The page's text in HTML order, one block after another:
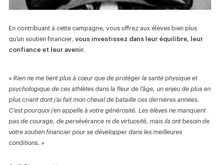
En contribuant à cette campagne, vous offrez aux élèves bien plus
qu’un soutien financier, vous investissez dans leur équilibre, leur
confiance et leur avenir.
« Rien ne me tient plus à cœur que de protéger la santé physique et
psychologique de ces athlètes dans la fleur de l’âge, un enjeu de plus en
plus criant dont j’ai fait mon cheval de bataille ces dernières années.
C’est pourquoi j’en appelle à votre générosité. Les élèves ne manquent
pas de courage, de persévérance ni de virtuosité, mais ils ont besoin de
votre soutien financier pour se développer dans les meilleures
conditions. »